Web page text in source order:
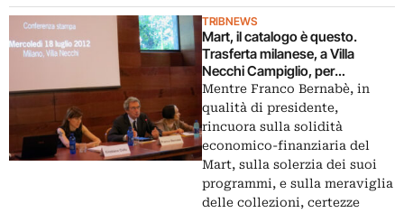
TRIBNEWS
Mart, il catalogo è questo.
Trasferta milanese, a Villa
Necchi Campiglio, per
presentare il futuro del museo:
con Lea Vergine a intrecciare
arte e letteratura
Mentre Franco Bernabè, in
qualità di presidente,
rincuora sulla solidità
economico-finanziaria del
Mart, sulla solerzia dei suoi
programmi, e sulla meraviglia
delle collezioni, certezze